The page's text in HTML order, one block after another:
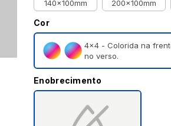
140x100mm 200x100mm
Cor
4×4 - Colorida na
no verso.
Enobrecimento